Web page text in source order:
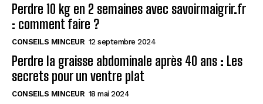
Perdre 10 kg en 2 semaines avec savoirmaigrir.fr
: comment faire ?
CONSEILS MINCEUR 12 septembre 2024
Perdre la graisse abdominale après 40 ans : Les
secrets pour un ventre plat
CONSEILS MINCEUR 18 mai 2024